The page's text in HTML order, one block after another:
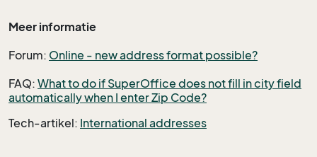
Meer informatie
Forum: Online - new address format possible?
FAQ: What to do if SuperOffice does not fill in city field
automatically when I enter Zip Code?
Tech-artikel: International addresses